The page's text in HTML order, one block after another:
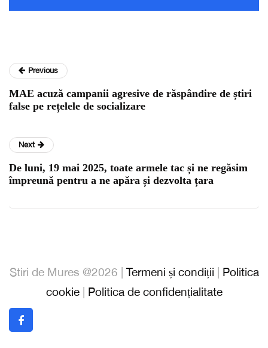
Previous
MAE acuză campanii agresive de răspândire de știri
false pe rețelele de socializare
Next
De luni, 19 mai 2025, toate armele tac și ne regăsim
împreună pentru a ne apăra și dezvolta țara
Stiri de Mures @2026 | Termeni și condiții
Politica
cookie| Politica de confidențialitate